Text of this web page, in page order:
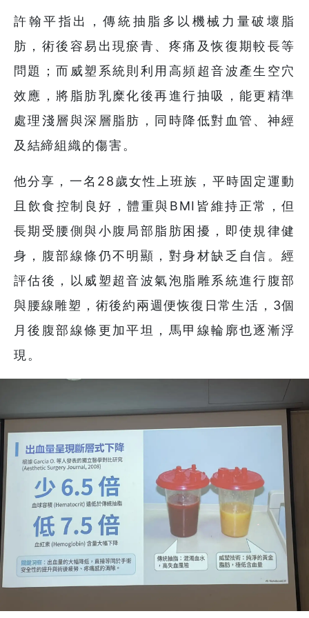
許翰平指出，傳統抽脂多以機械力量破壞脂
肪，術後容易出現瘀青、疼痛及恢復期較長等
問題；而威塑系統則利用高頻超音波產生空穴
效應，將脂肪乳糜化後再進行抽吸，能更精準
處理淺層與深層脂肪，同時降低對血管、神經
及結締組織的傷害。
他分享，一名28歲女性上班族，平時固定運動
且飲食控制良好，體重與BMI皆維持正常，但
長期受腰側與小腹局部脂肪困擾，即使規律健
身，腹部線條仍不明顯，對身材缺乏自信。經
評估後，以威塑超音波氣泡脂雕系統進行腹部
與腰線雕塑，術後約兩週便恢復日常生活，3個
月後腹部線條更加平坦，馬甲線輪廓也逐漸浮
現。